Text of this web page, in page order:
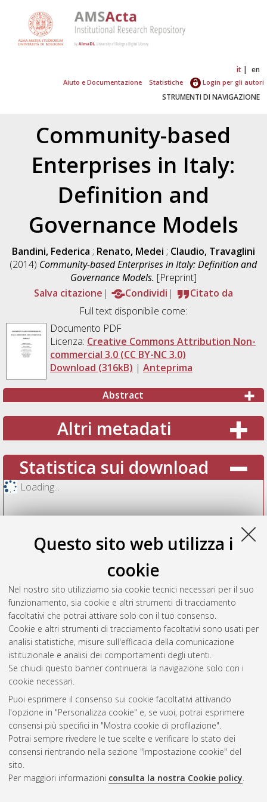
Questo sito web utilizza i
cookie
Nel nostro sito utilizziamo sia cookie tecnici necessari per il suo
funzionamento, sia cookie e altri strumenti di tracciamento
facoltativi che potrai attivare solo con il tuo consenso.
Cookie e altri strumenti di tracciamento facoltativi sono usati per
analisi statistiche, misure sull'efficacia della comunicazione
istituzionale e analisi dei comportamenti degli utenti.
Se chiudi questo banner continuerai la navigazione solo con i
cookie necessari.
Puoi esprimere il consenso sui cookie facoltativi attivando
l'opzione in "Personalizza cookie" e, se vuoi, potrai esprimere
consensi più specifici in "Mostra cookie di profilazione".
Potrai sempre rivedere le tue scelte e verificare lo stato dei
consensi rientrando nella sezione "Impostazione cookie" del
sito.
Per maggiori informazioni consulta la nostra Cookie policy.
it en
Aiuto e Documentazione Statistiche Login per gli autori
STRUMENTI DI NAVIGAZIONE
Community-based
Enterprises in Italy:
Definition and
Governance Models
Bandini, Federica ; Renato, Medei ; Claudio, Travaglini
(2014) Community-based Enterprises in Italy: Definition and
Governance Models. [Preprint]
Salva citazione
Condividi
Citato da
Full text disponibile come:
Documento PDF
Licenza: Creative Commons Attribution Non-
commercial 3.0 (CC BY-NC 3.0)
Download (316kB) | Anteprima
Abstract
Altri metadati
Statistica sui download
Loading...
Vedi altre statistiche
Gestione del documento:
Atom
Rss
AMS Acta
ISSN: 2038-7954
re3data.org -
doi.org/10.17616/R3P19R
Servizio implementato e
Impostazioni Cookie